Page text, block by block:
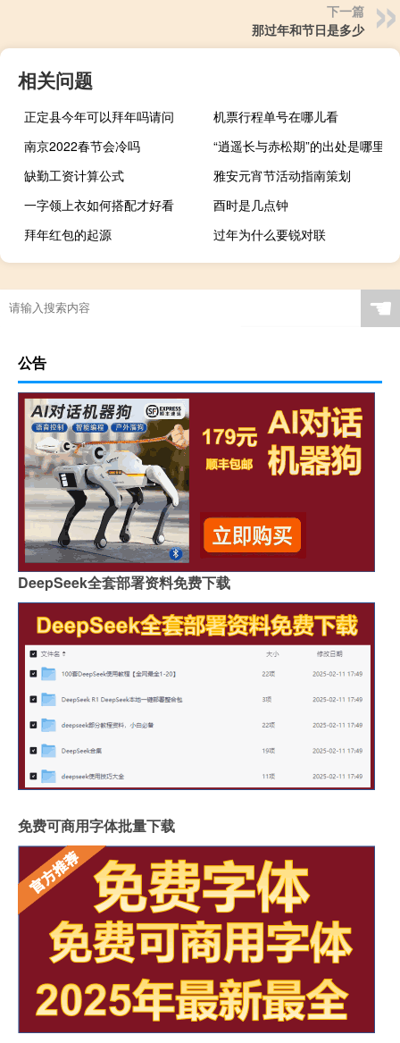
下一篇
那过年和节日是多少
相关问题
正定县今年可以拜年吗请问
机票行程单号在哪儿看
南京2022春节会冷吗
“逍遥长与赤松期”的出处是哪里
缺勤工资计算公式
雅安元宵节活动指南策划
一字领上衣如何搭配才好看
酉时是几点钟
拜年红包的起源
过年为什么要锐对联
☚
公告
DeepSeek全套部署资料免费下载
免费可商用字体批量下载